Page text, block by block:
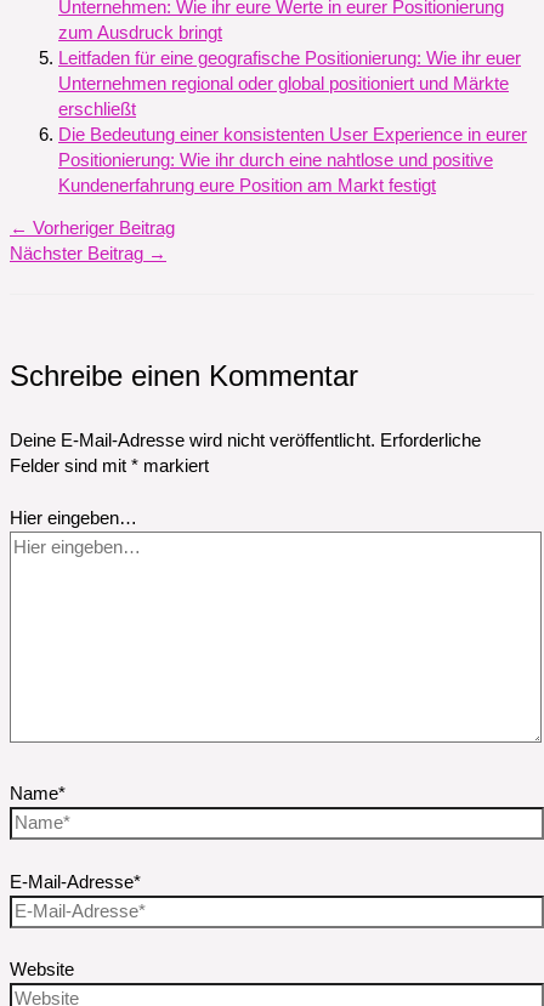
Unternehmen: Wie ihr eure Werte in eurer Positionierung
zum Ausdruck bringt
Leitfaden für eine geografische Positionierung: Wie ihr euer
Unternehmen regional oder global positioniert und Märkte
erschließt
Die Bedeutung einer konsistenten User Experience in eurer
Positionierung: Wie ihr durch eine nahtlose und positive
Kundenerfahrung eure Position am Markt festigt
← Vorheriger Beitrag
Nächster Beitrag →
Schreibe einen Kommentar
Deine E-Mail-Adresse wird nicht veröffentlicht. Erforderliche
Felder sind mit * markiert
Hier eingeben…
Name*
E-Mail-Adresse*
Website